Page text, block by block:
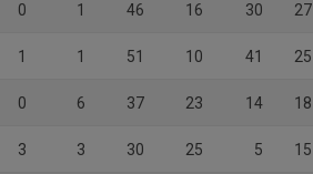
0 1 46 16 30 27
1 1 51 10 41 25
0 6 37 23 14 18
3 3 30 25 5 15